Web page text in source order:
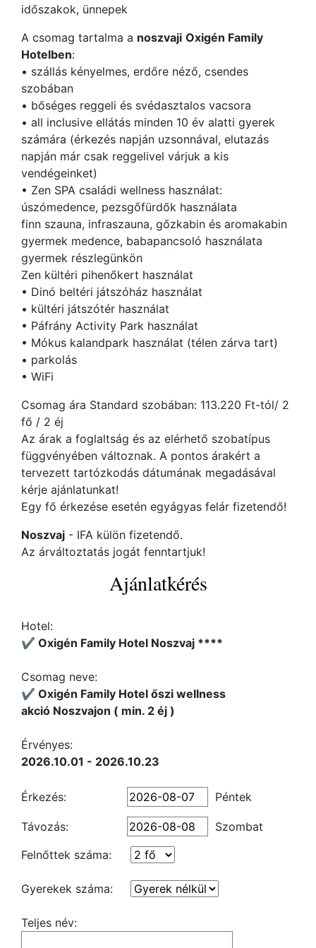
időszakok, ünnepek
A csomag tartalma a noszvaji Oxigén Family
Hotelben:
• szállás kényelmes, erdőre néző, csendes
szobában
• bőséges reggeli és svédasztalos vacsora
• all inclusive ellátás minden 10 év alatti gyerek
számára (érkezés napján uzsonnával, elutazás
napján már csak reggelivel várjuk a kis
vendégeinket)
• Zen SPA családi wellness használat:
úszómedence, pezsgőfürdők használata
finn szauna, infraszauna, gőzkabin és aromakabin
gyermek medence, babapancsoló használata
gyermek részlegünkön
Zen kültéri pihenőkert használat
• Dinó beltéri játszóház használat
• kültéri játszótér használat
• Páfrány Activity Park használat
• Mókus kalandpark használat (télen zárva tart)
• parkolás
• WiFi
Csomag ára Standard szobában: 113.220 Ft-tól/ 2
fő / 2 éj
Az árak a foglaltság és az elérhető szobatípus
függvényében változnak. A pontos árakért a
tervezett tartózkodás dátumának megadásával
kérje ajánlatunkat!
Egy fő érkezése esetén egyágyas felár fizetendő!
Noszvaj - IFA külön fizetendő.
Az árváltoztatás jogát fenntartjuk!
Ajánlatkérés
Hotel:
✔️ Oxigén Family Hotel Noszvaj ****
Csomag neve:
✔️ Oxigén Family Hotel őszi wellness
akció Noszvajon ( min. 2 éj )
Érvényes:
2026.10.01 - 2026.10.23
Érkezés: Péntek
Távozás:
Szombat
Felnőttek száma:
Gyerekek száma:
Teljes név: